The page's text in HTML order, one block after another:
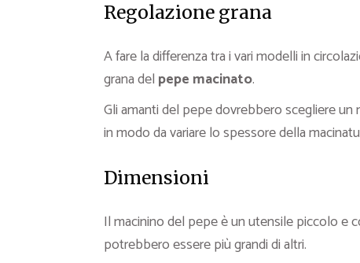
Regolazione grana
A fare la differenza tra i vari modelli in
grana del pepe macinato.
Gli amanti del pepe dovrebbero scegliere
in modo da variare lo spessore della
Dimensioni
Il macinino del pepe è un utensile piccolo e
potrebbero essere più grandi di altri.